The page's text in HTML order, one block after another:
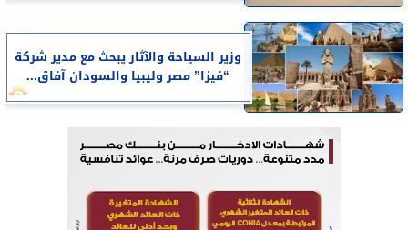
وزير السياحة والآثار يبحث مع مدير شركة
“فيزا” مصر وليبيا والسودان آفاق...